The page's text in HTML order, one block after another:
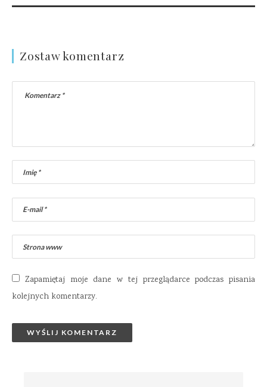
Zostaw komentarz
Zapamiętaj moje dane w tej przeglądarce podczas pisania
kolejnych komentarzy.